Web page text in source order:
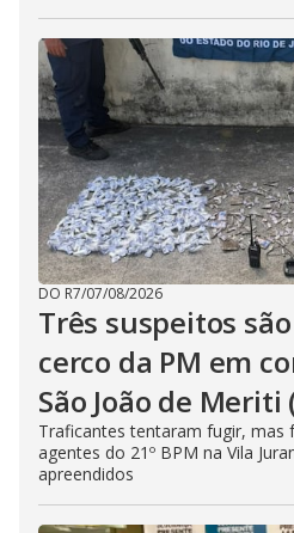
DO R7/07/08/2026
Três suspeitos
cerco da PM em
São João de Meriti
Traficantes tentaram fugir, mas
agentes do 21º BPM na Vila
apreendidos